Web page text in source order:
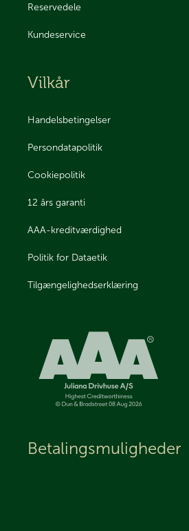
Reservedele
Kundeservice
Vilkår
Handelsbetingelser
Persondatapolitik
Cookiepolitik
12 års garanti
AAA-kreditværdighed
Politik for Dataetik
Tilgængelighedserklæring
Betalingsmuligheder